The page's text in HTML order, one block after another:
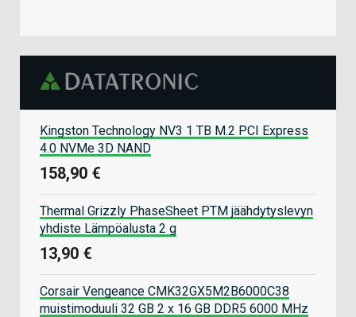
Kingston Technology NV3 1 TB M.2 PCI Express
4.0 NVMe 3D NAND
158,90 €
Thermal Grizzly PhaseSheet PTM jäähdytyslevyn
yhdiste Lämpöalusta 2 g
13,90 €
Corsair Vengeance CMK32GX5M2B6000C38
muistimoduuli 32 GB 2 x 16 GB DDR5 6000 MHz